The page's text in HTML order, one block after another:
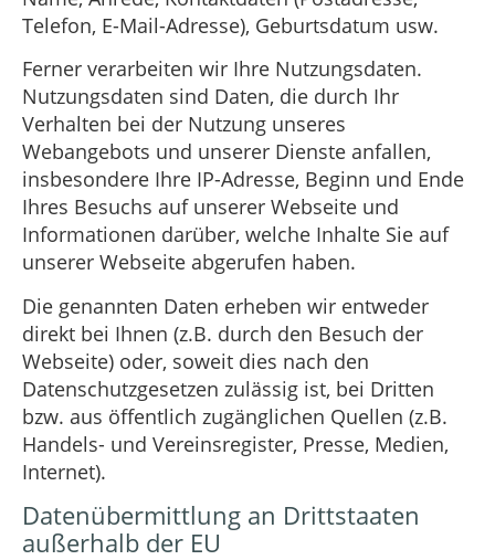
Telefon, E-Mail-Adresse), Geburtsdatum usw.
Ferner verarbeiten wir Ihre Nutzungsdaten.
Nutzungsdaten sind Daten, die durch Ihr
Verhalten bei der Nutzung unseres
Webangebots und unserer Dienste anfallen,
insbesondere Ihre IP-Adresse, Beginn und Ende
Ihres Besuchs auf unserer Webseite und
Informationen darüber, welche Inhalte Sie auf
unserer Webseite abgerufen haben.
Die genannten Daten erheben wir entweder
direkt bei Ihnen (z.B. durch den Besuch der
Webseite) oder, soweit dies nach den
Datenschutzgesetzen zulässig ist, bei Dritten
bzw. aus öffentlich zugänglichen Quellen (z.B.
Handels- und Vereinsregister, Presse, Medien,
Internet).
Datenübermittlung an Drittstaaten
außerhalb der EU